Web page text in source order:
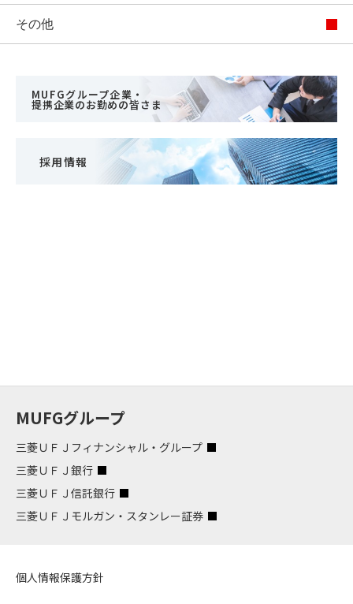
その他
MUFGグループ企業・
提携企業のお勤めの皆さま
採用情報
MUFGグループ
三菱ＵＦＪフィナンシャル・グループ
三菱ＵＦＪ銀行
三菱ＵＦＪ信託銀行
三菱ＵＦＪモルガン・スタンレー証券
個人情報保護方針